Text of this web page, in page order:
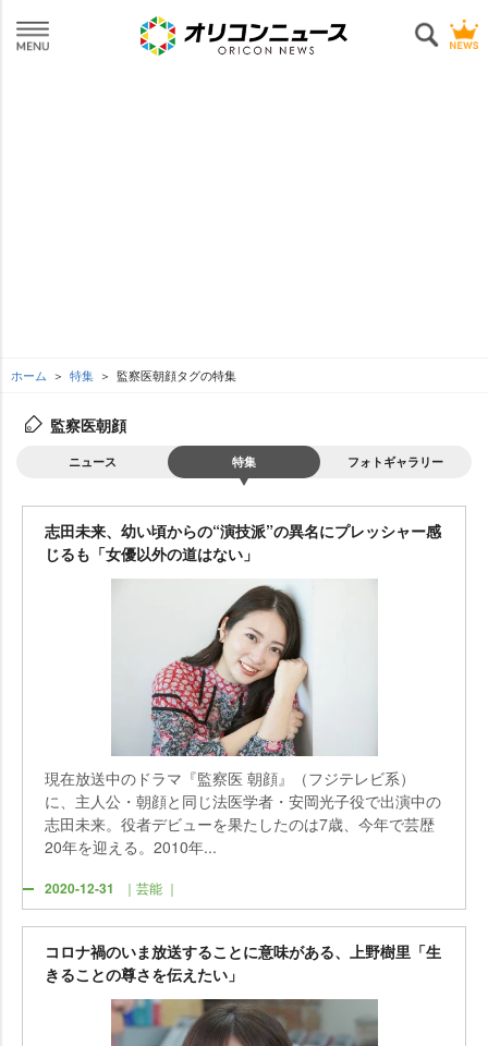
ホーム 特集 監察医朝顔タグの特集
監察医朝顔
ニュース 特集 フォトギャラリー
志田未来、幼い頃からの“演技派”の異名にプレッシャー感
じるも「女優以外の道はない」
現在放送中のドラマ『監察医 朝顔』（フジテレビ系）
に、主人公・朝顔と同じ法医学者・安岡光子役で出演中の
志田未来。役者デビューを果たしたのは7歳、今年で芸歴
20年を迎える。2010年...
2020-12-31 ｜芸能 ｜
コロナ禍のいま放送することに意味がある、上野樹里「生
きることの尊さを伝えたい」